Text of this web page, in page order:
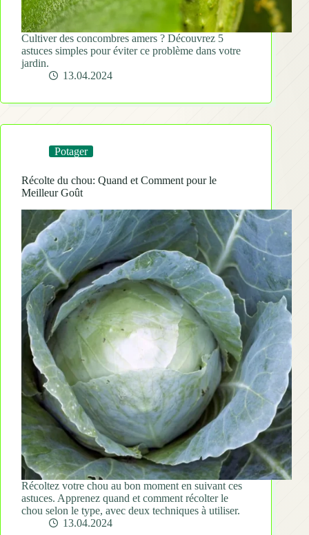
Cultiver des concombres amers ? Découvrez 5
astuces simples pour éviter ce problème dans votre
jardin.
13.04.2024
Potager
Récolte du chou: Quand et Comment pour le
Meilleur Goût
Récoltez votre chou au bon moment en suivant ces
astuces. Apprenez quand et comment récolter le
chou selon le type, avec deux techniques à utiliser.
13.04.2024